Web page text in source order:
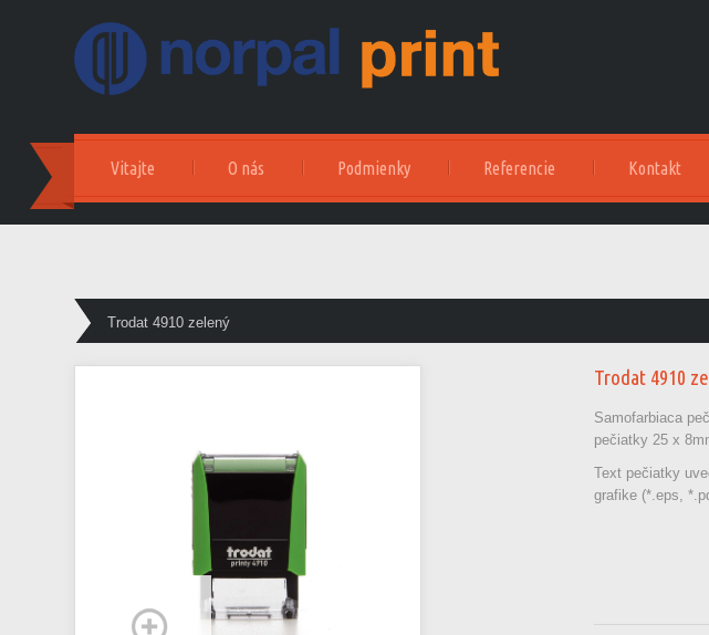
Vitajte O nás Podmienky Referencie Kontakt
Trodat 4910 zelený
Trodat 4910
Samofarbiaca
pečiatky 25 x
Text pečiatky
grafike (*.eps,